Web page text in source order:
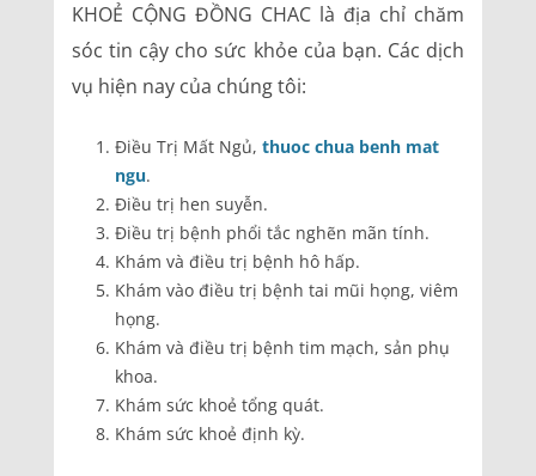
KHOẺ CỘNG ĐỒNG CHAC là địa chỉ chăm
sóc tin cậy cho sức khỏe của bạn. Các dịch
vụ hiện nay của chúng tôi:
Điều Trị Mất Ngủ, thuoc chua benh mat
ngu.
Điều trị hen suyễn.
Điều trị bệnh phổi tắc nghẽn mãn tính.
Khám và điều trị bệnh hô hấp.
Khám vào điều trị bệnh tai mũi họng, viêm
họng.
Khám và điều trị bệnh tim mạch, sản phụ
khoa.
Khám sức khoẻ tổng quát.
Khám sức khoẻ định kỳ.